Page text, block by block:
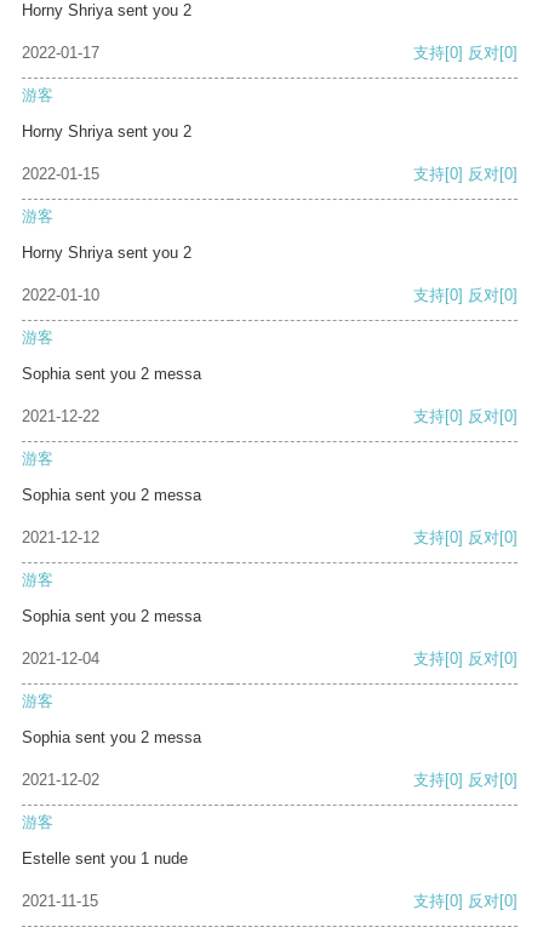
Horny Shriya sent you 2
2022-01-17 支持[0] 反对[0]
游客
Horny Shriya sent you 2
2022-01-15 支持[0] 反对[0]
游客
Horny Shriya sent you 2
2022-01-10 支持[0] 反对[0]
游客
Sophia sent you 2 messa
2021-12-22 支持[0] 反对[0]
游客
Sophia sent you 2 messa
2021-12-12 支持[0] 反对[0]
游客
Sophia sent you 2 messa
2021-12-04 支持[0] 反对[0]
游客
Sophia sent you 2 messa
2021-12-02 支持[0] 反对[0]
游客
Estelle sent you 1 nude
2021-11-15 支持[0] 反对[0]